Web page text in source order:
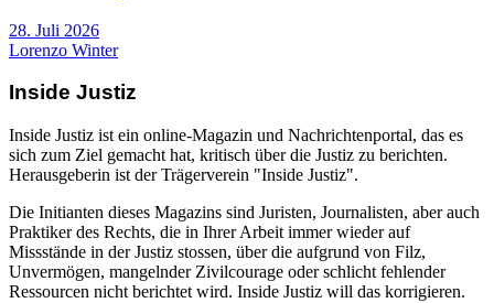
28. Juli 2026
Lorenzo Winter
Inside Justiz
Inside Justiz ist ein online-Magazin und Nachrichtenportal, das es
sich zum Ziel gemacht hat, kritisch über die Justiz zu berichten.
Herausgeberin ist der Trägerverein "Inside Justiz".
Die Initianten dieses Magazins sind Juristen, Journalisten, aber auch
Praktiker des Rechts, die in Ihrer Arbeit immer wieder auf
Missstände in der Justiz stossen, über die aufgrund von Filz,
Unvermögen, mangelnder Zivilcourage oder schlicht fehlender
Ressourcen nicht berichtet wird. Inside Justiz will das korrigieren.